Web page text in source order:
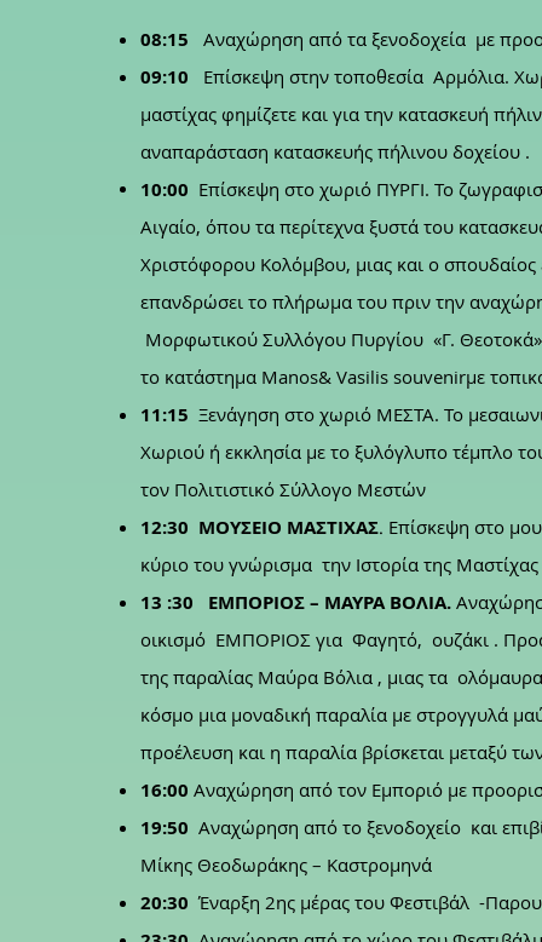
08:15 Αναχώρηση από τα ξενοδοχεία με
09:10 Επίσκεψη στην τοποθεσία Αρμόλια.
μαστίχας φημίζετε και για την κατασκευή
αναπαράσταση κατασκευής πήλινου δοχείου .
10:00 Επίσκεψη στο χωριό ΠΥΡΓΙ. Το
Αιγαίο, όπου τα περίτεχνα ξυστά του
Χριστόφορου Κολόμβου, μιας και ο
επανδρώσει το πλήρωμα του πριν την
Μορφωτικού Συλλόγου Πυργίου «Γ.
το κατάστημα Μanos& Vasilis souvenirμε
11:15 Ξενάγηση στο χωριό ΜΕΣΤΑ. Το
Χωριού ή εκκλησία με το ξυλόγλυπο τέμπλο
τον Πολιτιστικό Σύλλογο Μεστών
12:30 ΜΟΥΣΕΙΟ ΜΑΣΤΙΧΑΣ. Επίσκεψη στο
κύριο του γνώρισμα την Ιστορία της
13 :30 ΕΜΠΟΡΙΟΣ – ΜΑΥΡΑ ΒΟΛΙΑ.
οικισμό ΕΜΠΟΡΙΟΣ για Φαγητό, ουζάκι .
της παραλίας Μαύρα Βόλια , μιας τα
κόσμο μια μοναδική παραλία με στρογγυλά
προέλευση και η παραλία βρίσκεται μεταξύ
16:00 Αναχώρηση από τον Εμποριό με
19:50 Αναχώρηση από το ξενοδοχείο και
Μίκης Θεοδωράκης – Καστρομηνά
20:30 Έναρξη 2ης μέρας του Φεστιβάλ -